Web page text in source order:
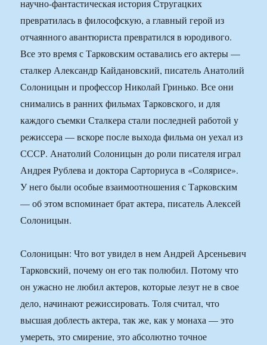
научно-фантастическая история Стругацких
превратилась в философскую, а главный герой из
отчаянного авантюриста превратился в юродивого.
Все это время с Тарковским оставались его актеры —
сталкер Александр Кайдановский, писатель Анатолий
Солоницын и профессор Николай Гринько. Все они
снимались в ранних фильмах Тарковского, и для
каждого съемки Сталкера стали последней работой у
режиссера — вскоре после выхода фильма он уехал из
СССР. Анатолий Солоницын до роли писателя играл
Андрея Рублева и доктора Сарториуса в «Солярисе».
У него были особые взаимоотношения с Тарковским
— об этом вспоминает брат актера, писатель Алексей
Солоницын.
Солоницын: Что вот увидел в нем Андрей Арсеньевич
Тарковский, почему он его так полюбил. Потому что
он ужасно не любил актеров, которые лезут не в свое
дело, начинают режиссировать. Толя считал, что
высшая доблесть актера, так же, как у монаха — это
умереть, это смирение, это абсолютно точное